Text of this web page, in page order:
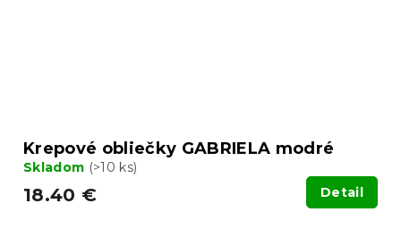
Krepové obliečky GABRIELA modré
Skladom (>10 ks)
18.40 € Detail